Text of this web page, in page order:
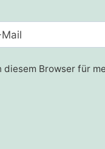
Browser für